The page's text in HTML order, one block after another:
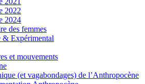
2022
2024
des femmes
& Expérimental
et mouvements
(et vagabondages) de l’Anthropocène